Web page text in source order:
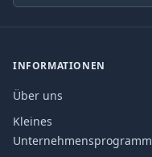
INFORMATIONEN
Über uns
Kleines
Unternehmensprogramm